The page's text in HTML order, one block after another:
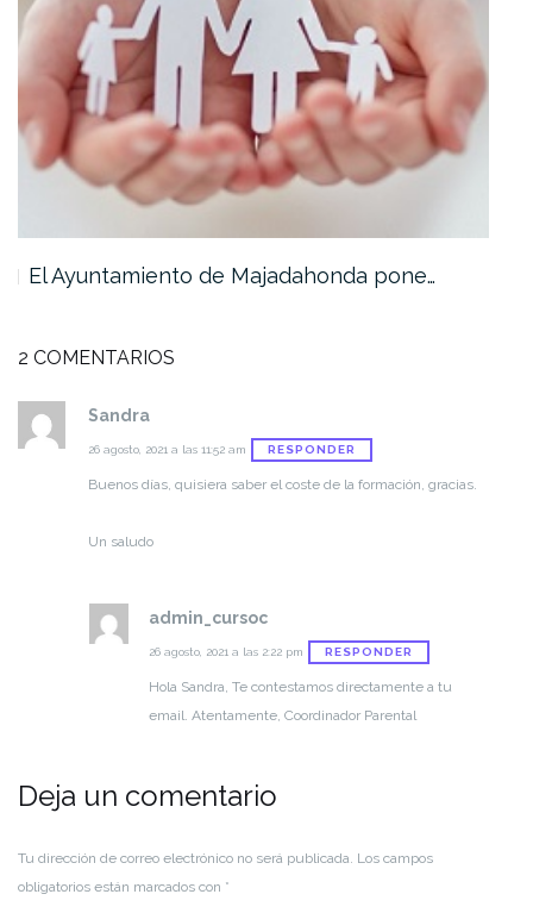
El Ayuntamiento de Majadahonda pone…
2 COMENTARIOS
Sandra
26 agosto, 2021 a las 11:52 am RESPONDER
Buenos días, quisiera saber el coste de la formación, gracias.
Un saludo
admin_cursoc
26 agosto, 2021 a las 2:22 pm RESPONDER
Hola Sandra, Te contestamos directamente a tu
email. Atentamente, Coordinador Parental
Deja un comentario
Tu dirección de correo electrónico no será publicada. Los campos
obligatorios están marcados con *